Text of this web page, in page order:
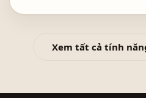
Xem tất cả tính